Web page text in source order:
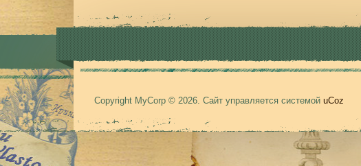
Copyright MyCorp © 2026. Сайт управляется системой uCoz